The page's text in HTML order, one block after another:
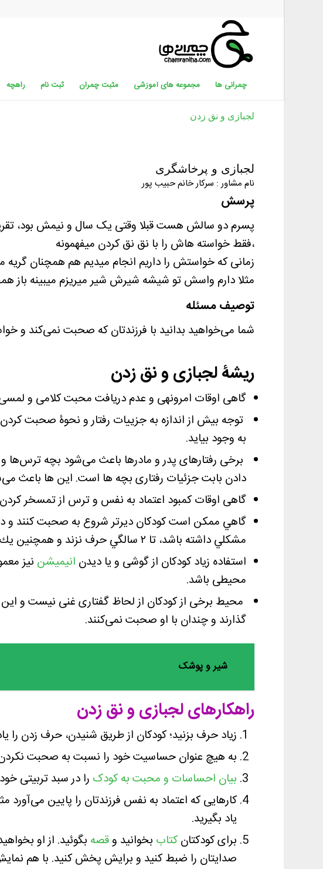
چمرانی ها مجموعه های آموزشی مثبت چمران ثبت نام راهچه
لجبازی و نق زدن
لجبازی و پرخاشگری
نام مشاور : سرکار خانم حبیب پور
پرسش
پسرم دو سالش هست قبلا وقتی یک سال و نیمش بود،
،فقط خواسته هاش را با نق نق کردن میفهمونه
زمانی که خواستش را داریم انجام میدیم هم همچنان گریه
مثلا دارم واسش تو شیشه شیرش شیر میریزم میبینه باز
توصیف مسئله
شما می‌خواهید بدانید با فرزندتان که صحبت نمی‌کند و
ریشۀ لجبازی و نق زدن
گاهی اوقات امرونهی و عدم دریافت محبت کلامی و
توجه بیش از اندازه به جزییات رفتار و نحوۀ صحبت
به وجود بیاید.
برخی رفتارهای پدر و مادرها باعث می‌شود بچه ترس‌ها
دادن بابت جزئیات رفتاری بچه ها است. این ها باعث
گاهی اوقات کمبود اعتماد به نفس و ترس از تمسخر
گاهي ممكن است كودكان ديرتر شروع به صحبت كنند و
مشكلي داشته باشد، تا ۲ سالگي حرف نزند و همچنين يك پسر ممكن است بدون وجود مشكل تا ۳ سالگي صحبت نكند.
استفاده زیاد کودکان از گوشی و یا دیدن انیمیشن نیز
محیطی باشد.
محیط برخی از کودکان از لحاظ گفتاری غنی نیست و
گذارند و چندان با او صحبت نمی‌کنند.
شیر و پوشک
راهکارهای لجبازی و نق زدن
زیاد حرف بزنید؛ کودکان از طریق شنیدن، حرف زدن را
به هیچ عنوان حساسیت خود را نسبت به صحبت
بیان احساسات و محبت به کودک را در سبد تربیتی
کارهایی که اعتماد به نفس فرزندتان را پایین می‌آورد
یاد بگیرید.
برای کودکتانکتاب بخوانید وقصه بگوئید. از او
صدایتان را ضبط کنید و برایش پخش کنید. با هم